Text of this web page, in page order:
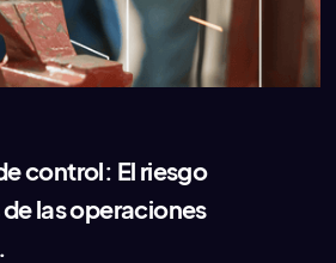
control: El riesgo
las operaciones